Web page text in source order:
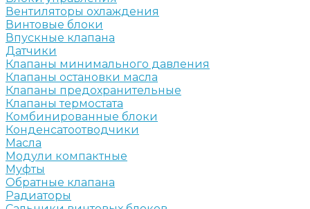
Вентиляторы охлаждения
Винтовые блоки
Впускные клапана
Датчики
Клапаны минимального давления
Клапаны остановки масла
Клапаны предохранительные
Клапаны термостата
Комбинированные блоки
Конденсатоотводчики
Масла
Модули компактные
Муфты
Обратные клапана
Радиаторы